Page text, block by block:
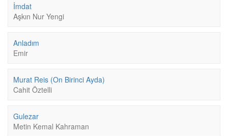
İmdat
Aşkın Nur Yengi
Anladım
Emir
Murat Reis (On Birinci Ayda)
Cahit Öztelli
Gulezar
Metin Kemal Kahraman